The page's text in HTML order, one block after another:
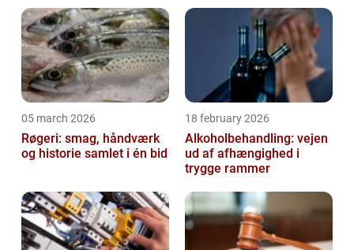
05 march 2026
Røgeri: smag, håndværk
og historie samlet i én bid
18 february 2026
Alkoholbehandling: vejen
ud af afhængighed i
trygge rammer